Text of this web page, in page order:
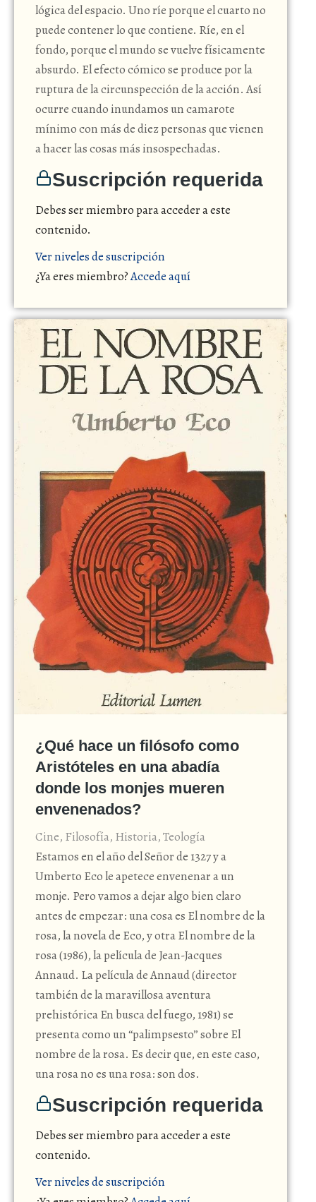
lógica del espacio. Uno ríe porque el cuarto no
puede contener lo que contiene. Ríe, en el
fondo, porque el mundo se vuelve físicamente
absurdo. El efecto cómico se produce por la
ruptura de la circunspección de la acción. Así
ocurre cuando inundamos un camarote
mínimo con más de diez personas que vienen
a hacer las cosas más insospechadas.
Suscripción requerida
Debes ser miembro para acceder a este
contenido.
Ver niveles de suscripción
¿Ya eres miembro?Accede aquí
¿Qué hace un filósofo como
Aristóteles en una abadía
donde los monjes mueren
envenenados?
Cine, Filosofía, Historia,Teología
Estamos en el año del Señor de 1327 y a
Umberto Eco le apetece envenenar a un
monje. Pero vamos a dejar algo bien claro
antes de empezar: una cosa es El nombre de la
rosa, la novela de Eco, y otra El nombre de la
rosa (1986), la película de Jean-Jacques
Annaud. La película de Annaud (director
también de la maravillosa aventura
prehistórica En busca del fuego, 1981) se
presenta como un “palimpsesto” sobre El
nombre de la rosa. Es decir que, en este caso,
una rosa no es una rosa: son dos.
Suscripción requerida
Debes ser miembro para acceder a este
contenido.
Ver niveles de suscripción